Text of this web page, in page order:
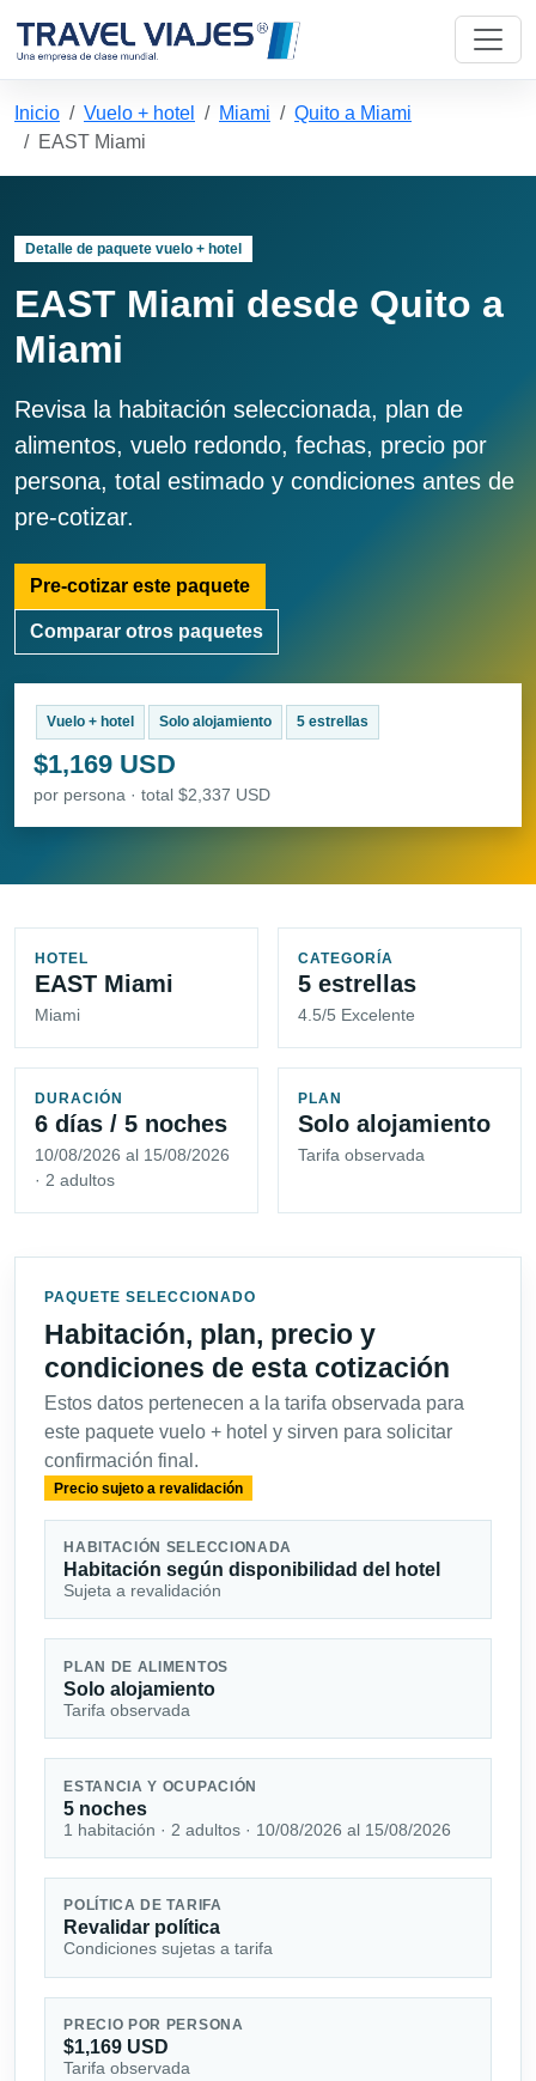
Inicio Vuelo + hotel Miami
Quito a Miami
EAST Miami
Detalle de paquete vuelo + hotel
EAST Miami desde Quito a
Miami
Revisa la habitación seleccionada, plan de
alimentos, vuelo redondo, fechas, precio por
persona, total estimado y condiciones antes de
pre-cotizar.
Pre-cotizar este paquete
Comparar otros paquetes
Vuelo + hotel Solo alojamiento 5 estrellas
$1,169 USD
por persona · total $2,337 USD
HOTEL
EAST Miami
Miami
CATEGORÍA
5 estrellas
4.5/5 Excelente
DURACIÓN
6 días / 5 noches
10/08/2026 al 15/08/2026
· 2 adultos
PLAN
Solo alojamiento
Tarifa observada
PAQUETE SELECCIONADO
Habitación, plan, precio y
condiciones de esta cotización
Estos datos pertenecen a la tarifa observada para
este paquete vuelo + hotel y sirven para solicitar
confirmación final.
Precio sujeto a revalidación
HABITACIÓN SELECCIONADA
Habitación según disponibilidad del hotel
Sujeta a revalidación
PLAN DE ALIMENTOS
Solo alojamiento
Tarifa observada
ESTANCIA Y OCUPACIÓN
5 noches
1 habitación · 2 adultos · 10/08/2026 al 15/08/2026
POLÍTICA DE TARIFA
Revalidar política
Condiciones sujetas a tarifa
PRECIO POR PERSONA
$1,169 USD
Tarifa observada